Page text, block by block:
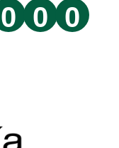
0 0 0